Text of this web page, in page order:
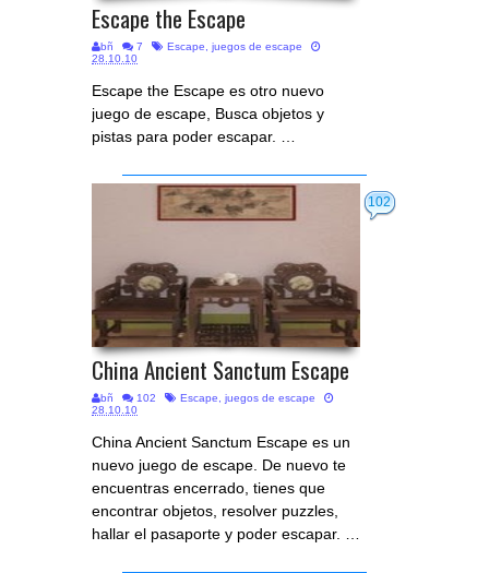
Escape the Escape
bñ 7 Escape, juegos de escape
28.10.10
Escape the Escape es otro nuevo
juego de escape, Busca objetos y
pistas para poder escapar. …
102
China Ancient Sanctum Escape
bñ 102 Escape, juegos de escape
28.10.10
China Ancient Sanctum Escape es un
nuevo juego de escape. De nuevo te
encuentras encerrado, tienes que
encontrar objetos, resolver puzzles,
hallar el pasaporte y poder escapar. …